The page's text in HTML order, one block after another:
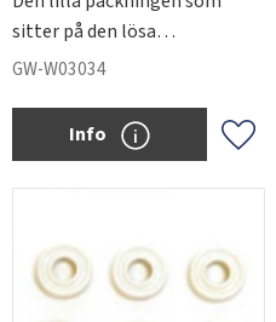
sitter på den lösa
resinpistongen i G3- och Z3-
GW-W03034
Add
Info